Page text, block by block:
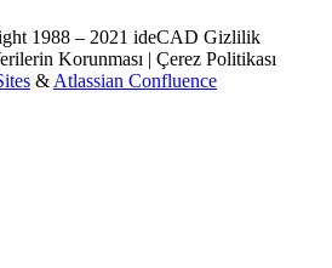
1988 – 2021 ideCAD Gizlilik
Korunması | Çerez Politikası
& Atlassian Confluence